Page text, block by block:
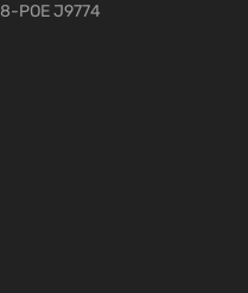
8-POE J9774